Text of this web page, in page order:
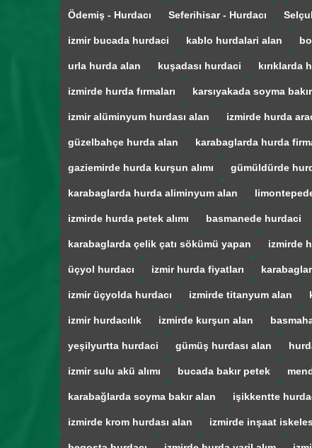
Ödemiş - Hurdacı Seferihisar - Hurdacı
izmir bucada hurdaci kablo hurdalari alan
urla hurda alan kuşadası hurdaci kırıklarda
izmirde hurda fırmaları karsıyakada soyma
izmir alüminyum hurdası alan izmirde hurda
güzelbahçe hurda alan karabaglarda hurda
gaziemirde hurda kurşun alımı gümüldürde
karabaglarda hurda aliminyum alan
izmirde hurda petek alımı basmanede hurdaci
karabaglarda çelik çatı sökümü yapan izmirde
üçyol hurdacı izmir hurda fiyatları
izmir üçyolda hurdacı izmirde titanyum alan
izmir hurdacılık izmirde kurşun alan
yeşilyurtta hurdaci gümüş hurdası alan
izmir sulu akü alımı bucada bakır petek
karabağlarda soyma bakır alan işikkentte
izmirde krom hurdası alan izmirde inşaat